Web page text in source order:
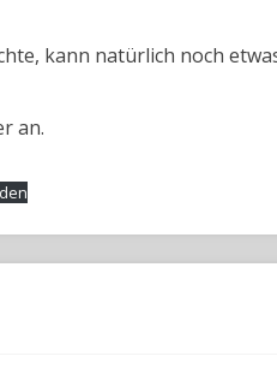
kann natürlich noch
an.